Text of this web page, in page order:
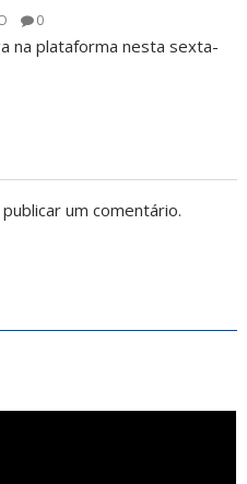
0
na plataforma nesta sexta-
um comentário.